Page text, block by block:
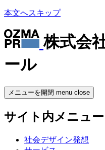
本文へスキップ
株式会
ール
メニューを開閉 menu close
サイト内メニュー
社会デザイン発想